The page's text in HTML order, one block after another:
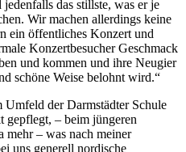
das stillste, was er je
Wir machen allerdings keine
ein öffentliches Konzert und
Konzertbesucher Geschmack
und kommen und ihre Neugier
schöne Weise belohnt wird.“
Umfeld der Darmstädter Schule
gepflegt, – beim jüngeren
– was nach meiner
uns generell nordische